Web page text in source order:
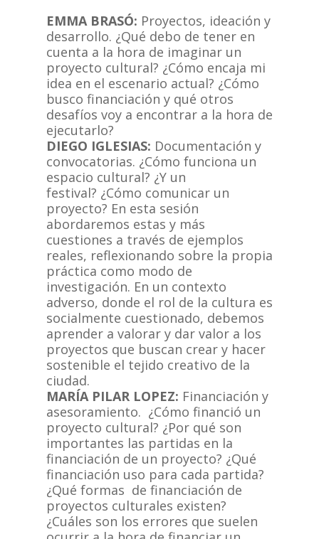
EMMA BRASÓ: Proyectos, ideación y
desarrollo. ¿Qué debo de tener en
cuenta a la hora de imaginar un
proyecto cultural? ¿Cómo encaja mi
idea en el escenario actual? ¿Cómo
busco financiación y qué otros
desafíos voy a encontrar a la hora de
ejecutarlo?
DIEGO IGLESIAS: Documentación y
convocatorias. ¿Cómo funciona un
espacio cultural? ¿Y un
festival? ¿Cómo comunicar un
proyecto? En esta sesión
abordaremos estas y más
cuestiones a través de ejemplos
reales, reflexionando sobre la propia
práctica como modo de
investigación. En un contexto
adverso, donde el rol de la cultura es
socialmente cuestionado, debemos
aprender a valorar y dar valor a los
proyectos que buscan crear y hacer
sostenible el tejido creativo de la
ciudad.
MARÍA PILAR LOPEZ: Financiación y
asesoramiento. ¿Cómo financió un
proyecto cultural? ¿Por qué son
importantes las partidas en la
financiación de un proyecto? ¿Qué
financiación uso para cada partida?
¿Qué formas de financiación de
proyectos culturales existen?
¿Cuáles son los errores que suelen